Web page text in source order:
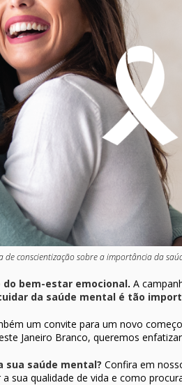
de conscientização sobre a importância da
do bem-estar emocional. A
da saúde mental é tão
um convite para um novo
Janeiro Branco, queremos
sua saúde mental? Confira em
sua qualidade de vida e como